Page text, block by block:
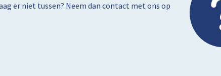
er niet tussen? Neem dan contact met ons op